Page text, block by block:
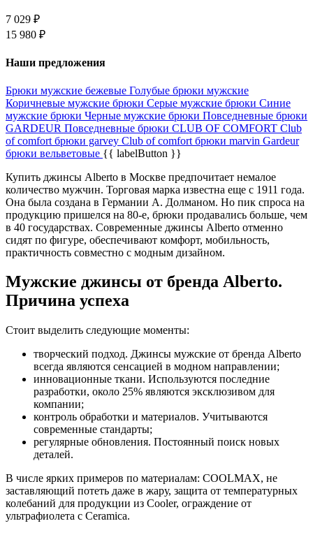
7 029 ₽
15 980 ₽
Наши предложения
Брюки мужские бежевые Голубые брюки мужские
Коричневые мужские брюки Серые мужские брюки Синие
мужские брюки Черные мужские брюки Повседневные брюки
GARDEUR Повседневные брюки CLUB OF COMFORT Club
of comfort брюки garvey Club of comfort брюки marvin Gardeur
брюки вельветовые {{ labelButton }}
Купить джинсы Alberto в Москве предпочитает немалое
количество мужчин. Торговая марка известна еще с 1911 года.
Она была создана в Германии А. Долманом. Но пик спроса на
продукцию пришелся на 80-е, брюки продавались больше, чем
в 40 государствах. Современные джинсы Alberto отменно
сидят по фигуре, обеспечивают комфорт, мобильность,
практичность совместно с модным дизайном.
Мужские джинсы от бренда Alberto.
Причина успеха
Стоит выделить следующие моменты:
творческий подход. Джинсы мужские от бренда Alberto
всегда являются сенсацией в модном направлении;
инновационные ткани. Используются последние
разработки, около 25% являются эксклюзивом для
компании;
контроль обработки и материалов. Учитываются
современные стандарты;
регулярные обновления. Постоянный поиск новых
деталей.
В числе ярких примеров по материалам: COOLMAX, не
заставляющий потеть даже в жару, защита от температурных
колебаний для продукции из Cooler, ограждение от
ультрафиолета с Ceramica.